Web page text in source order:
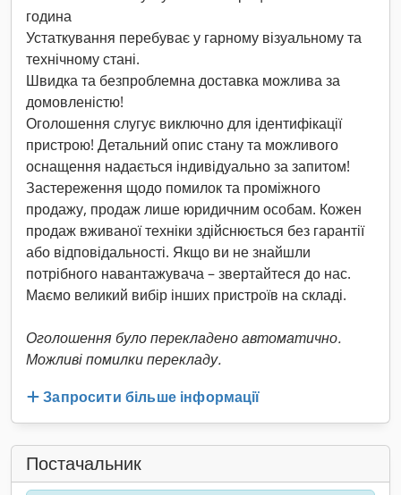
година
Устаткування перебуває у гарному візуальному та
технічному стані.
Швидка та безпроблемна доставка можлива за
домовленістю!
Оголошення слугує виключно для ідентифікації
пристрою! Детальний опис стану та можливого
оснащення надається індивідуально за запитом!
Застереження щодо помилок та проміжного
продажу, продаж лише юридичним особам. Кожен
продаж вживаної техніки здійснюється без гарантії
або відповідальності. Якщо ви не знайшли
потрібного навантажувача – звертайтеся до нас.
Маємо великий вибір інших пристроїв на складі.
Оголошення було перекладено автоматично.
Можливі помилки перекладу.
Запросити більше інформації
Постачальник